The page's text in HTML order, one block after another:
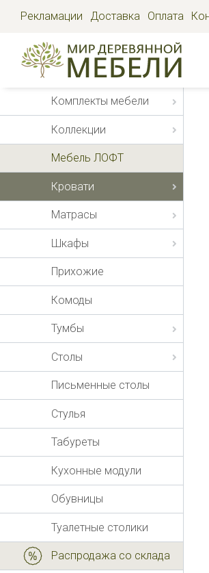
Рекламации Доставка Оплата
Комплекты мебели
Коллекции
Мебель ЛОФТ
Кровати
Матрасы
Шкафы
Прихожие
Комоды
Тумбы
Столы
Письменные столы
Стулья
Табуреты
Кухонные модули
Обувницы
Туалетные столики
Распродажа со склада